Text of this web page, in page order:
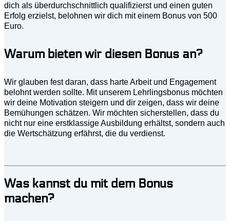
dich als überdurchschnittlich qualifizierst und einen guten
Erfolg erzielst, belohnen wir dich mit einem Bonus von 500
Euro.
Warum bieten wir diesen Bonus an?
Wir glauben fest daran, dass harte Arbeit und Engagement
belohnt werden sollte. Mit unserem Lehrlingsbonus möchten
wir deine Motivation steigern und dir zeigen, dass wir deine
Bemühungen schätzen. Wir möchten sicherstellen, dass du
nicht nur eine erstklassige Ausbildung erhältst, sondern auch
die Wertschätzung erfährst, die du verdienst.
Was kannst du mit dem Bonus
machen?